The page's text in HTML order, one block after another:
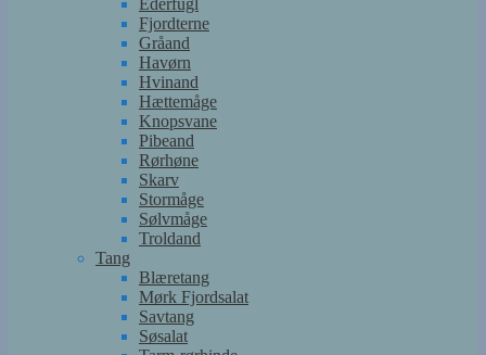
Ederfugl
Fjordterne
Gråand
Havørn
Hvinand
Hættemåge
Knopsvane
Pibeand
Rørhøne
Skarv
Stormåge
Sølvmåge
Troldand
Tang
Blæretang
Mørk Fjordsalat
Savtang
Søsalat